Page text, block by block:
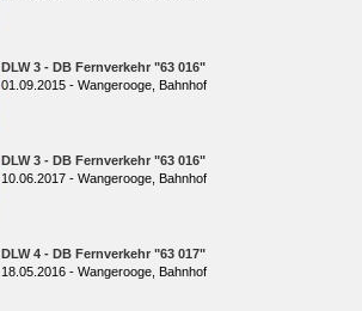
DLW 3 - DB Fernverkehr "63 016"
01.09.2015 - Wangerooge, Bahnhof
DLW 3 - DB Fernverkehr "63 016"
10.06.2017 - Wangerooge, Bahnhof
DLW 4 - DB Fernverkehr "63 017"
18.05.2016 - Wangerooge, Bahnhof